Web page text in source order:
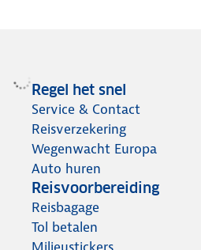
Regel het snel
Service & Contact
Reisverzekering
Wegenwacht Europa
Auto huren
Reisvoorbereiding
Reisbagage
Tol betalen